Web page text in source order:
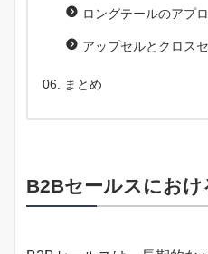
ロングテールのアプ
アップセルとクロス
まとめ
B2Bセールスにおけ